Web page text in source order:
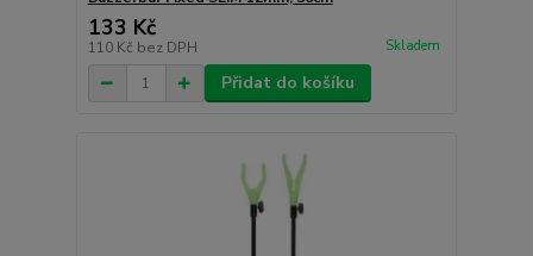
133 Kč
110 Kč bez DPH Skladem
Přidat do košíku